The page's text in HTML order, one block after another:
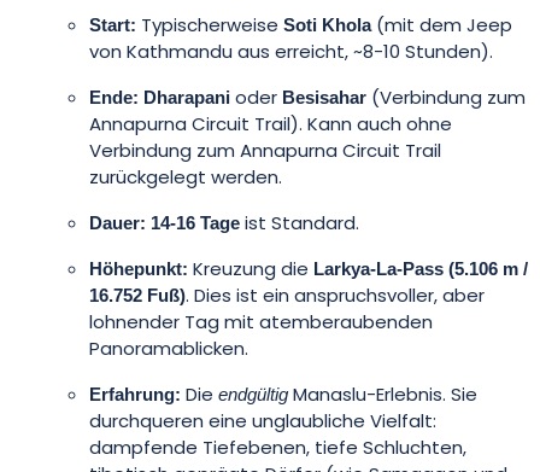
Start: Typischerweise Soti Khola(mit dem Jeep
von Kathmandu aus erreicht, ~8-10 Stunden).
Ende: Dharapani oder Besisahar (Verbindung zum
Annapurna Circuit Trail). Kann auch ohne
Verbindung zum Annapurna Circuit Trail
zurückgelegt werden.
Dauer: 14-16 Tage ist Standard.
Höhepunkt: Kreuzung die Larkya-La-Pass (5.106 m /
16.752 Fuß). Dies ist ein anspruchsvoller, aber
lohnender Tag mit atemberaubenden
Panoramablicken.
Erfahrung: Die endgültig Manaslu-Erlebnis. Sie
durchqueren eine unglaubliche Vielfalt:
dampfende Tiefebenen, tiefe Schluchten,